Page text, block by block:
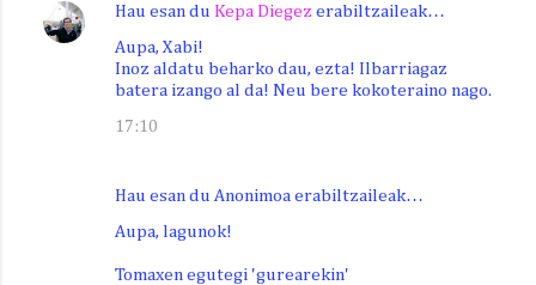
Hau esan du Kepa Diegez erabiltzaileak…
Aupa, Xabi!
Inoz aldatu beharko dau, ezta! Ilbarriagaz
batera izango al da! Neu bere kokoteraino nago.
17:10
Hau esan du Anonimoa erabiltzaileak…
Aupa, lagunok!
Tomaxen egutegi 'gurearekin'